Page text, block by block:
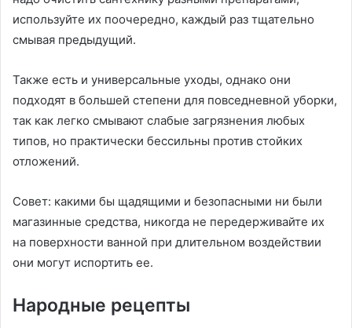
используйте их поочередно, каждый раз тщательно
смывая предыдущий.
Также есть и универсальные уходы, однако они
подходят в большей степени для повседневной уборки,
так как легко смывают слабые загрязнения любых
типов, но практически бессильны против стойких
отложений.
Совет: какими бы щадящими и безопасными ни были
магазинные средства, никогда не передерживайте их
на поверхности ванной при длительном воздействии
они могут испортить ее.
Народные рецепты